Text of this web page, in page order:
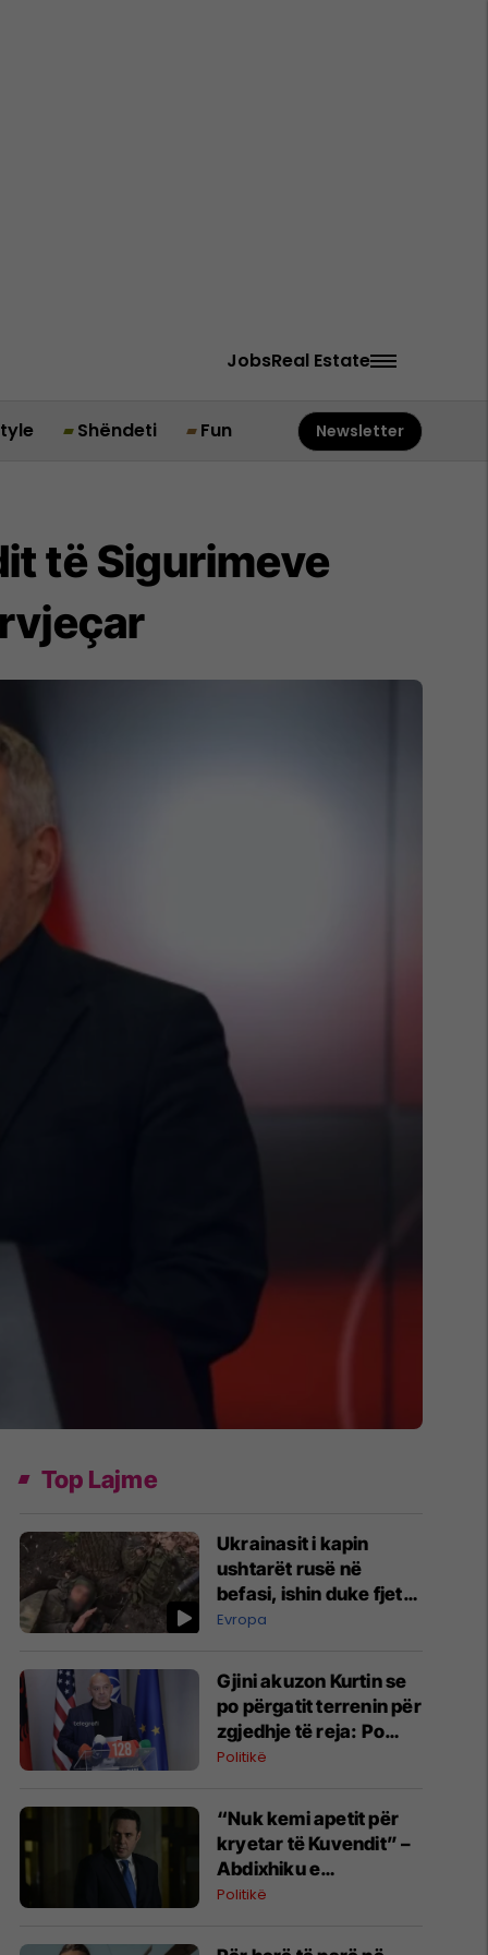
JobsReal Estate
Shëndeti Fun Newsletter
të Sigurimeve
Top Lajme
Ukrainasit i kapin
ushtarët rusë në
befasi, ishin duke fjetur
në strehimoret e
Evropa
Gjini akuzon Kurtin se
po përgatit terrenin për
zgjedhje të reja: Po
manipulon opinionin
Politikë
“Nuk kemi apetit për
kryetar të Kuvendit” –
Abdixhiku e
konsideron si figurë
Politikë